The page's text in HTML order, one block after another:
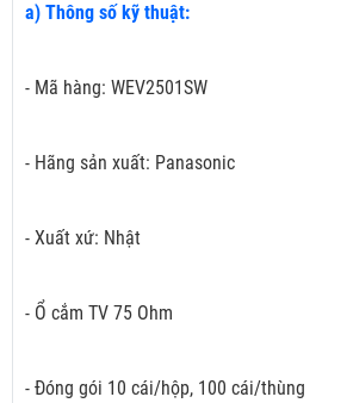
a) Thông số kỹ thuật:
- Mã hàng: WEV2501SW
- Hãng sản xuất: Panasonic
- Xuất xứ: Nhật
- Ổ cắm TV 75 Ohm
- Đóng gói 10 cái/hộp, 100 cái/thùng